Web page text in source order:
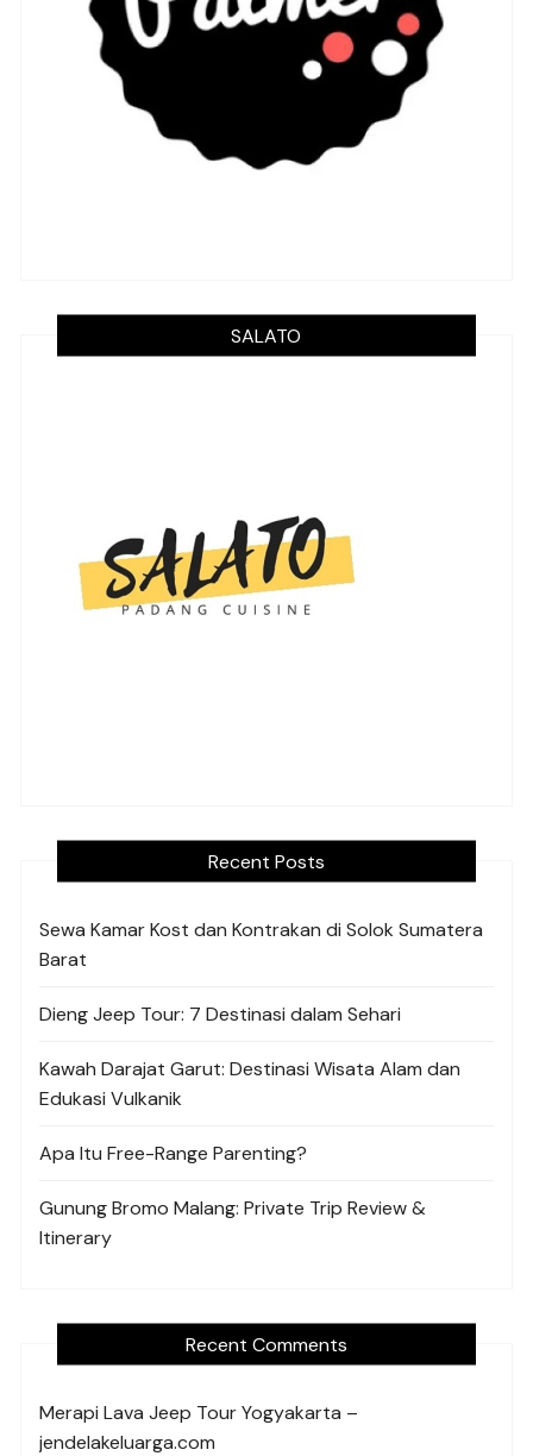
SALATO
Recent Posts
Sewa Kamar Kost dan Kontrakan di Solok Sumatera
Barat
Dieng Jeep Tour: 7 Destinasi dalam Sehari
Kawah Darajat Garut: Destinasi Wisata Alam dan
Edukasi Vulkanik
Apa Itu Free-Range Parenting?
Gunung Bromo Malang: Private Trip Review &
Itinerary
Recent Comments
Merapi Lava Jeep Tour Yogyakarta –
jendelakeluarga.com